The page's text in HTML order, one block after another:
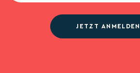
JETZT ANMELDEN